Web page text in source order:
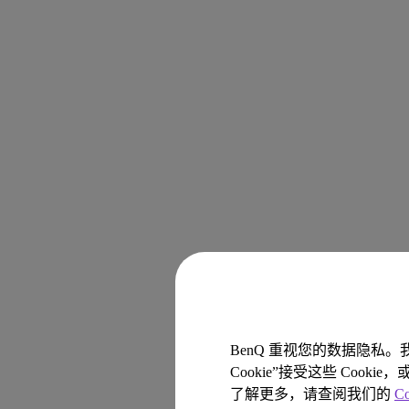
BenQ 重视您的数据隐私。
Cookie”接受这些 Cookie，
了解更多，请查阅我们的
3.